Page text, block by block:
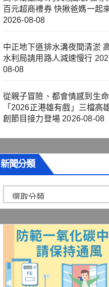
百元超商禮券 快揪爸媽一起
2026-08-08
中正地下道排水溝夜間清淤
水利局請用路人減速慢行
08-08
從親子冒險、都會情感到生
「2026正港雄有戲」三檔高
創節目接力登場 2026-08-08
新聞分類
聞
分